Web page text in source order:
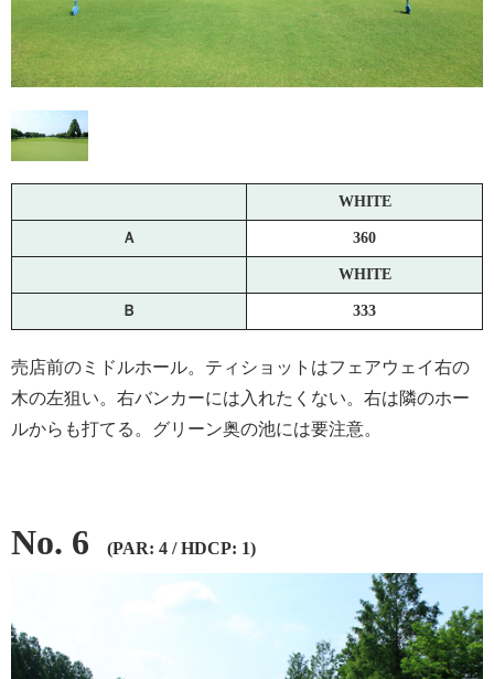
WHITE
Ａ 360
WHITE
Ｂ 333
売店前のミドルホール。ティショットはフェアウェイ右の
木の左狙い。右バンカーには入れたくない。右は隣のホー
ルからも打てる。グリーン奥の池には要注意。
No. 6 (PAR: 4 / HDCP: 1)